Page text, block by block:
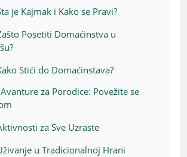
je Kajmak i Kako se Pravi?
Posetiti Domaćinstva u
Stići do Domaćinstava?
za Porodice: Povežite se
za Sve Uzraste
u Tradicionalnoj Hrani